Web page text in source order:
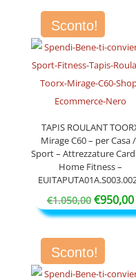
originale
era:
€750,00.
Sconto!
TAPIS ROULANT
Mirage C60 – per Casa
Sport – Attrezzature
Home Fitness –
€1.050,00 Il
prezzo
originale
era:
€950,00Il
Sconto!